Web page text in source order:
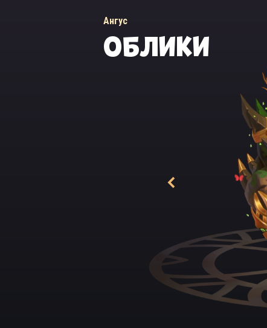
Ангус
ОБЛИКИ